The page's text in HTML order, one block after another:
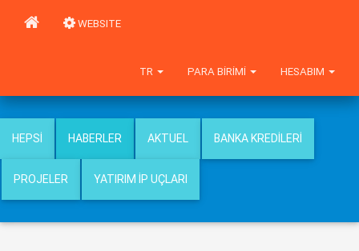
WEBSITE
HESABIM
PARA BIRIMI
TR
HEPSI HABERLER AKTUEL BANKA KREDILERI
PROJELER YATIRIM İP UÇLARI